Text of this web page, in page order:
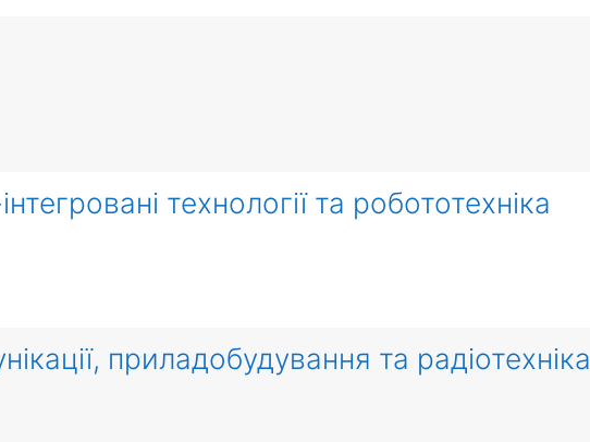
технології та робототехніка
приладобудування та радіотехніка